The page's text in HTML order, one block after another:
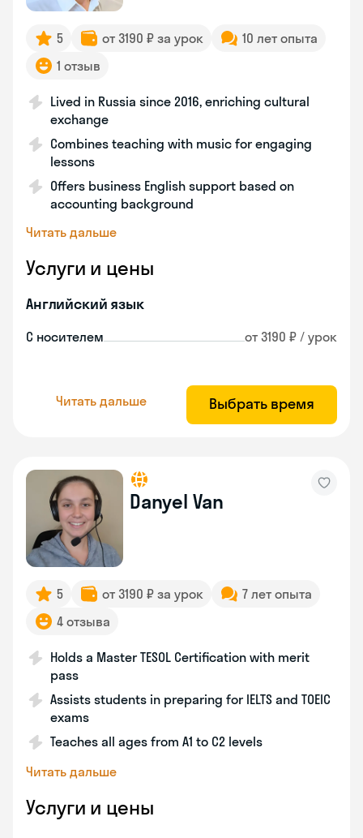
5 от 3190 ₽ за урок
10 лет опыта
1 отзыв
Lived in Russia since 2016, enriching cultural
exchange
Combines teaching with music for engaging
lessons
Offers business English support based on
accounting background
Читать дальше
Услуги и цены
Английский язык
С носителем от 3190 ₽ / урок
Читать дальше Выбрать время
Danyel Van
5 от 3190 ₽ за урок
7 лет опыта
4 отзыва
Holds a Master TESOL Certification with merit
pass
Assists students in preparing for IELTS and TOEIC
exams
Teaches all ages from A1 to C2 levels
Читать дальше
Услуги и цены